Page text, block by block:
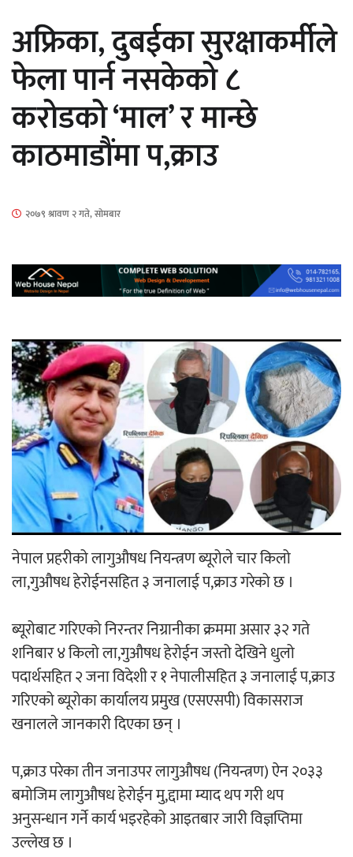
सार्वजनिक
माताकाे नाममा गलत गतिविधि गर्ने थापा प्रहरी
नियन्त्रणमा
‘ईयुमा डट कम’ले बुधबारदेखि आफ्नो
औपचारिक सेवा सञ्चालनमा
हलमा छैन ‘गौँथली’को टिकट
‘आइतबारको अफिस’ को परिचर्चा सम्पन्न
मुक्तकसङ्ग्रह लोकार्पण
अफ्रिका, दुबईका सुरक्षाकर्मीले
फेला पार्न नसकेको ८
करोडको ‘माल’ र मान्छे
काठमाडौंमा प,क्राउ
२०७९ श्रावण २ गते, सोमबार
नेपाल प्रहरीको लागुऔषध नियन्त्रण ब्यूरोले चार किलो
ला,गुऔषध हेरोईनसहित ३ जनालाई प,क्राउ गरेको छ ।
ब्यूरोबाट गरिएको निरन्तर निग्रानीका क्रममा असार ३२ गते
शनिबार ४ किलो ला,गुऔषध हेरोईन जस्तो देखिने धुलो
पदार्थसहित २ जना विदेशी र १ नेपालीसहित ३ जनालाई प,क्राउ
गरिएको ब्यूरोका कार्यालय प्रमुख (एसएसपी) विकासराज
खनालले जानकारी दिएका छन् ।
प,क्राउ परेका तीन जनाउपर लागुऔषध (नियन्त्रण) ऐन २०३३
बमोजिम लागुऔषध हेरोईन मु,द्दामा म्याद थप गरी थप
अनुसन्धान गर्ने कार्य भइरहेको आइतबार जारी विज्ञप्तिमा
उल्लेख छ ।